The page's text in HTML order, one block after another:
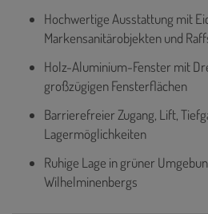
Hochwertige Ausstattung mit
Markensanitärobjekten und
Holz-Aluminium-Fenster mit
großzügigen Fensterflächen
Barrierefreier Zugang, Lift,
Lagermöglichkeiten
Ruhige Lage in grüner
Wilhelminenbergs